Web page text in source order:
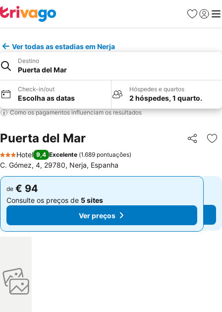
Favoritos
Iniciar
Ver todas as estadias em Nerja
Destino
Puerta del Mar
Check-in/out
Escolha as datas
Hóspedes e quartos
2 hóspedes, 1 quarto.
Como os pagamentos influenciam os resultados
Puerta del Mar Partilhar
3 Estrelas
Hotel 9,4 Excelente (1.689 pontuações)
C. Gómez, 4, 29780, Nerja, Espanha
de € 94
Consulte os preços de 5 sites
Ver preços
de € 94
Consulte os preços de 5 sites
Ver preços